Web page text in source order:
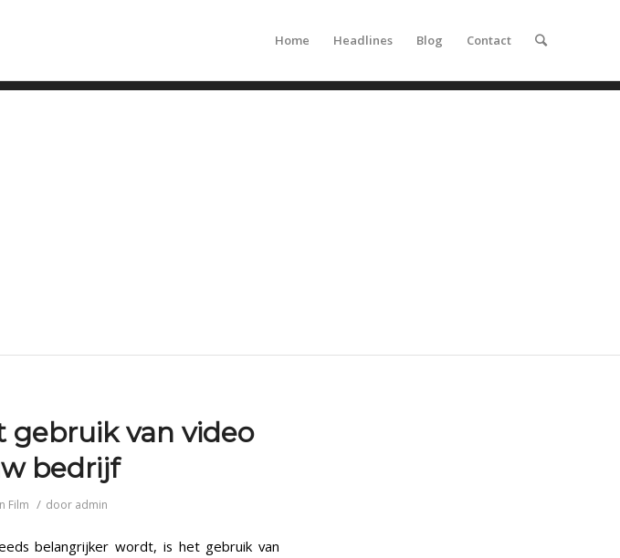
Home Headlines Blog Contact
gebruik van video
bedrijf
Film / door admin
belangrijker wordt, is het gebruik van